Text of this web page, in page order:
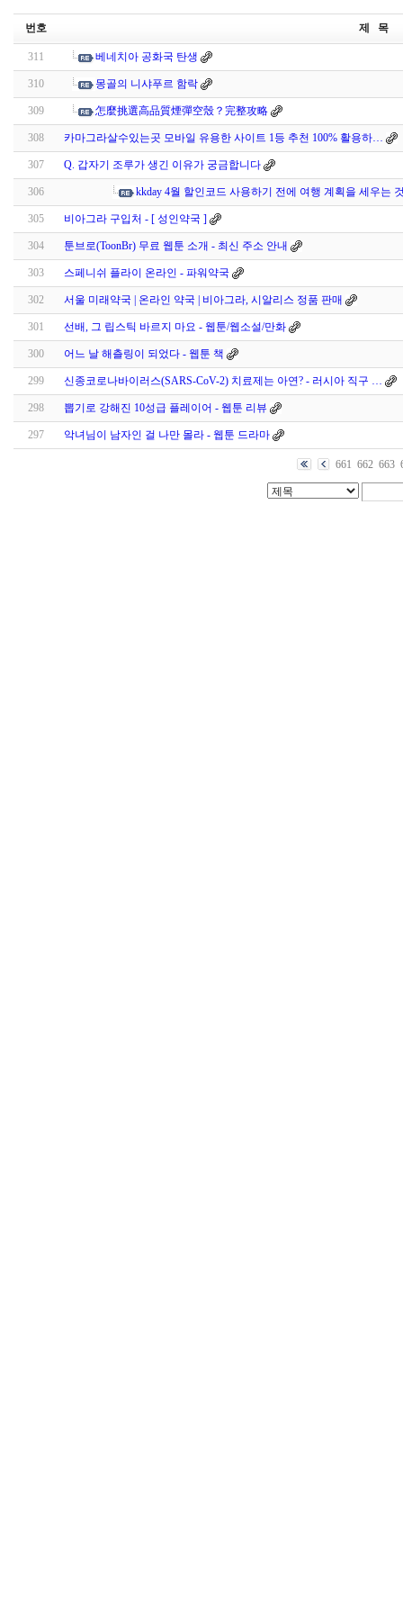
번호 제 목
311 베네치아 공화국 탄생
310 몽골의 니샤푸르 함락
309 怎麼挑選高品質煙彈空殼？完整攻略
308 카마그라살수있는곳 모바일 유용한 사이트 1등 추천 100% 활용하…
307 Q. 갑자기 조루가 생긴 이유가 궁금합니다
306 kkday 4월 할인코드 사용하기 전에 여행 계획을 세우는
305 비아그라 구입처 - [ 성인약국 ]
304 툰브로(ToonBr) 무료 웹툰 소개 - 최신 주소 안내
303 스페니쉬 플라이 온라인 - 파워약국
302 서울 미래약국 | 온라인 약국 | 비아그라, 시알리스 정품 판매
301 선배, 그 립스틱 바르지 마요 - 웹툰/웹소설/만화
300 어느 날 해츨링이 되었다 - 웹툰 책
299 신종코로나바이러스(SARS-CoV-2) 치료제는 아연? - 러시아 직구 …
298 뽑기로 강해진 10성급 플레이어 - 웹툰 리뷰
297 악녀님이 남자인 걸 나만 몰라 - 웹툰 드라마
661 662 663